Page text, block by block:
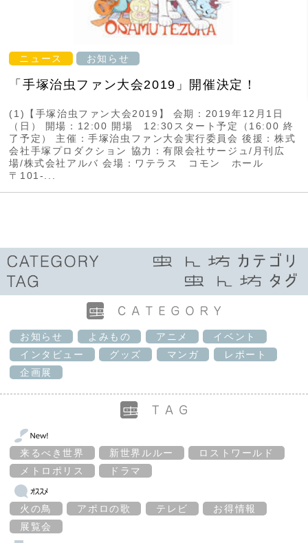
ニュース お知らせ
「手塚治虫ファン大会2019」開催決定！
(1)【手塚治虫ファン大会2019】 会期：2019年12月1日
（日） 開場：12:00 開場 12:30スタート予定（16:00 終
了予定） 主催：手塚治虫ファン大会実行委員会 後援：株式
会社手塚プロダクション 協力：有限会社サージュ/月刊広
場/株式会社アルバ 会場：ワテラス コモン ホール
〒101-...
お知らせ よみもの アニメ
イベント
インタビュー
グッズ マンガ
レポート
企画展
来るべき世界 新世界ルルー
ロストワールド
メトロポリス
ドラマ
火の鳥 アポロの歌 テレビ
お得情報
展覧会